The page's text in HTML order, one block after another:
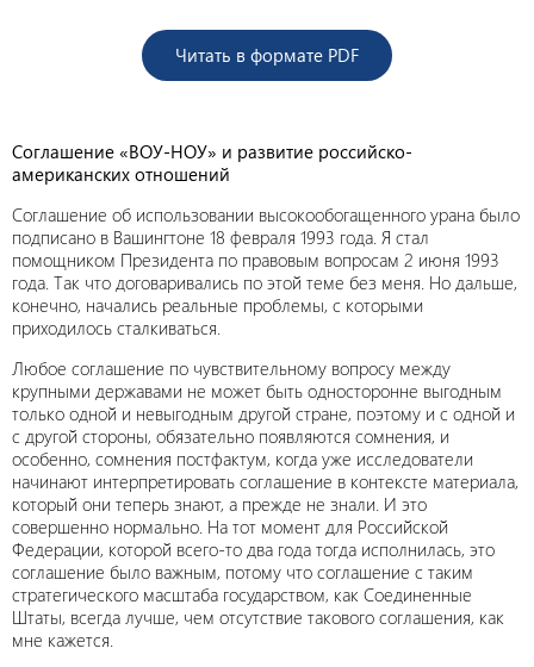
Читать в формате PDF
Соглашение «ВОУ-НОУ» и развитие российско-
американских отношений
Соглашение об использовании высокообогащенного урана было
подписано в Вашингтоне 18 февраля 1993 года. Я стал
помощником Президента по правовым вопросам 2 июня 1993
года. Так что договаривались по этой теме без меня. Но дальше,
конечно, начались реальные проблемы, с которыми
приходилось сталкиваться.
Любое соглашение по чувствительному вопросу между
крупными державами не может быть односторонне выгодным
только одной и невыгодным другой стране, поэтому и с одной и
с другой стороны, обязательно появляются сомнения, и
особенно, сомнения постфактум, когда уже исследователи
начинают интерпретировать соглашение в контексте материала,
который они теперь знают, а прежде не знали. И это
совершенно нормально. На тот момент для Российской
Федерации, которой всего-то два года тогда исполнилась, это
соглашение было важным, потому что соглашение с таким
стратегического масштаба государством, как Соединенные
Штаты, всегда лучше, чем отсутствие такового соглашения, как
мне кажется.